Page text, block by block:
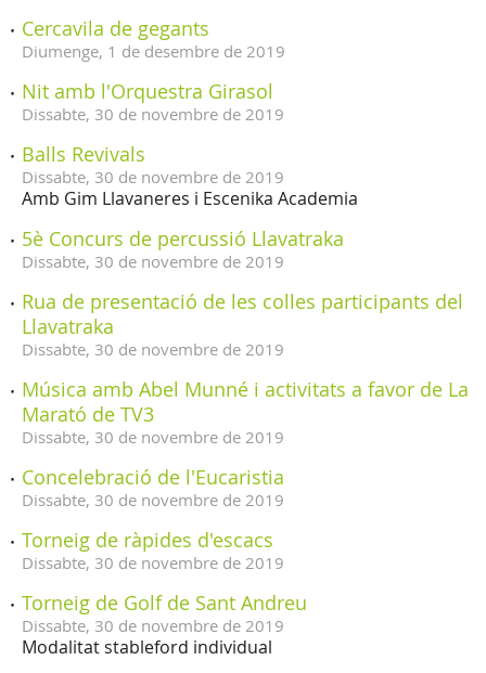
Cercavila de gegants
Diumenge, 1 de desembre de 2019
Nit amb l'Orquestra Girasol
Dissabte, 30 de novembre de 2019
Balls Revivals
Dissabte, 30 de novembre de 2019
Amb Gim Llavaneres i Escenika Academia
5è Concurs de percussió Llavatraka
Dissabte, 30 de novembre de 2019
Rua de presentació de les colles participants del
Llavatraka
Dissabte, 30 de novembre de 2019
Música amb Abel Munné i activitats a favor de La
Marató de TV3
Dissabte, 30 de novembre de 2019
Concelebració de l'Eucaristia
Dissabte, 30 de novembre de 2019
Torneig de ràpides d'escacs
Dissabte, 30 de novembre de 2019
Torneig de Golf de Sant Andreu
Dissabte, 30 de novembre de 2019
Modalitat stableford individual